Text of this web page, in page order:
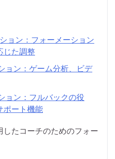
ョン：フォーメーション
じた調整
ン：ゲーム分析、ビデ
ン：フルバックの役
ポート機能
たコーチのためのフォー